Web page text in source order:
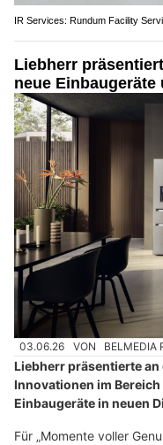
IR Services: Rundum Facility
Liebherr
neue
03.06.26 VON BELMEDIA
Liebherr präsentierte
Innovationen im
Einbaugeräte in neuen
Für „Momente voller